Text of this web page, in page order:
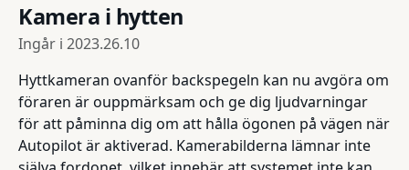
Kamera i hytten
Ingår i 2023.26.10
Hyttkameran ovanför backspegeln kan nu avgöra om
föraren är ouppmärksam och ge dig ljudvarningar
för att påminna dig om att hålla ögonen på vägen när
Autopilot är aktiverad. Kamerabilderna lämnar inte